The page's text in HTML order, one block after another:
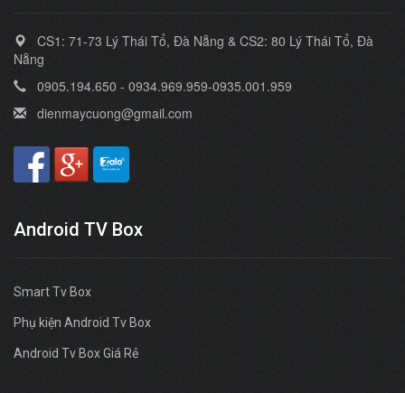
CS1: 71-73 Lý Thái Tổ, Đà Nẵng & CS2: 80 Lý Thái Tổ, Đà
Nẵng
0905.194.650 - 0934.969.959-0935.001.959
dienmaycuong@gmail.com
Android TV Box
Smart Tv Box
Phụ kiện Android Tv Box
Android Tv Box Giá Rẻ